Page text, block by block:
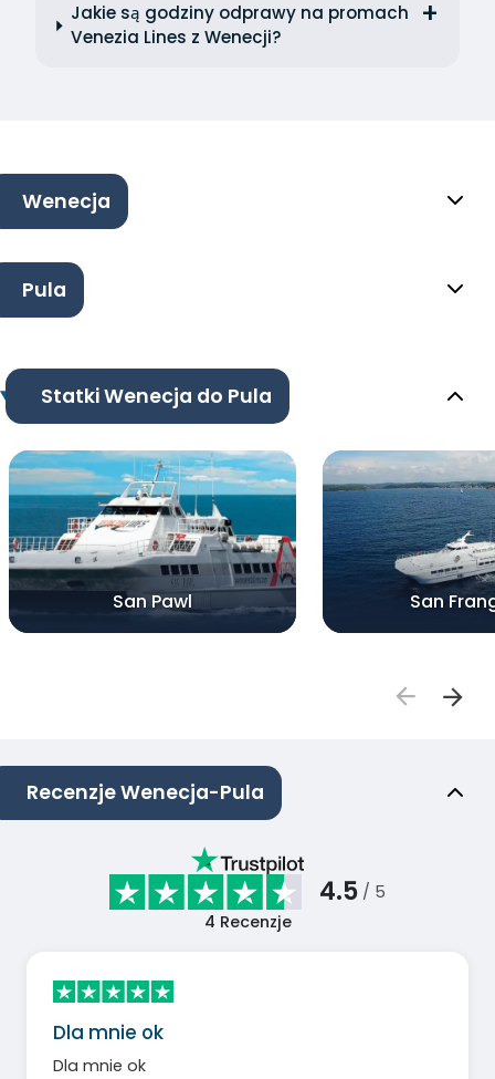
Jakie są godziny odprawy na promach
Venezia Lines z Wenecji?
Wenecja
Pula
Statki Wenecja do Pula
San Pawl San
Recenzje Wenecja-Pula
4.5 / 5
4 Recenzje
Dla mnie ok
Dla mnie ok